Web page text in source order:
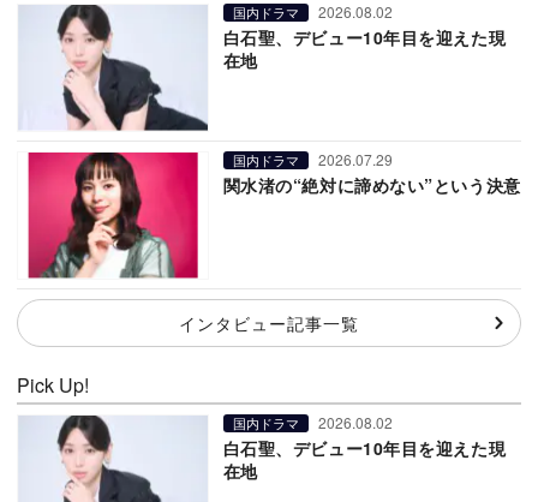
国内ドラマ 2026.08.02
白石聖、デビュー10年目を迎えた現
在地
国内ドラマ 2026.07.29
関水渚の“絶対に諦めない”という決意
インタビュー記事一覧
Pick Up!
国内ドラマ 2026.08.02
白石聖、デビュー10年目を迎えた現
在地